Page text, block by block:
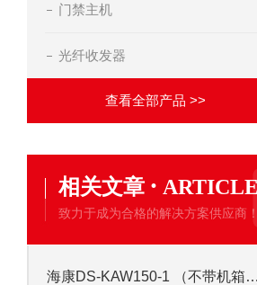
门禁主机
光纤收发器
查看全部产品 >>
相关文章 ·
致力于成为合格的解决方案供应商！
海康DS-KAW150-1 （不带机箱） 门禁开关电源